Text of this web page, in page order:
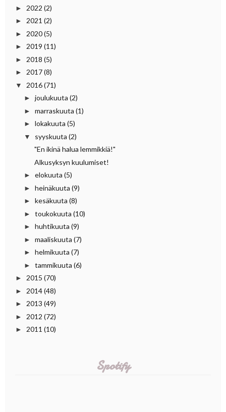
► 2022 (2)
► 2021 (2)
► 2020(5)
► 2019 (11)
► 2018 (5)
► 2017(8)
▼ 2016(71)
► joulukuuta (2)
► marraskuuta (1)
► lokakuuta (5)
▼ syyskuuta (2)
"En ikinä halua lemmikkiä!"
Alkusyksyn kuulumiset!
► elokuuta (5)
► heinäkuuta (9)
► kesäkuuta (8)
► toukokuuta (10)
► huhtikuuta (9)
► maaliskuuta (7)
► helmikuuta (7)
► tammikuuta (6)
► 2015 (70)
► 2014(48)
► 2013 (49)
► 2012 (72)
► 2011 (10)
Spotify